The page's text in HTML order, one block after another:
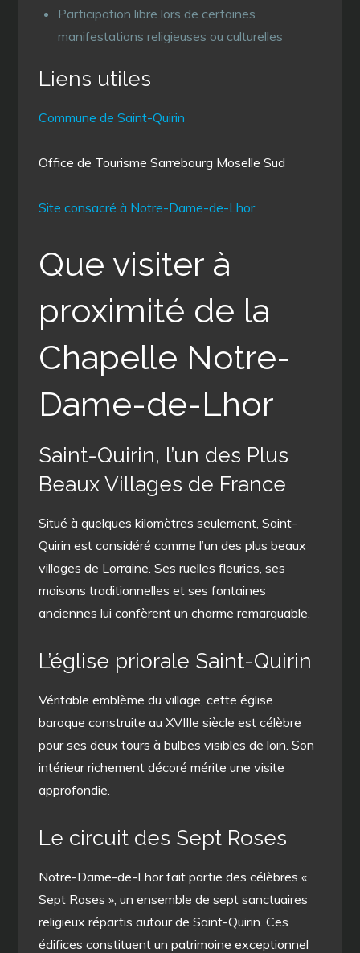
Participation libre lors de certaines
manifestations religieuses ou culturelles
Liens utiles
Commune de Saint-Quirin
Office de Tourisme Sarrebourg Moselle Sud
Site consacré à Notre-Dame-de-Lhor
Que visiter à
proximité de la
Chapelle Notre-
Dame-de-Lhor
Saint-Quirin, l’un des Plus
Beaux Villages de France
Situé à quelques kilomètres seulement, Saint-
Quirin est considéré comme l’un des plus beaux
villages de Lorraine. Ses ruelles fleuries, ses
maisons traditionnelles et ses fontaines
anciennes lui confèrent un charme remarquable.
L’église priorale Saint-Quirin
Véritable emblème du village, cette église
baroque construite au XVIIIe siècle est célèbre
pour ses deux tours à bulbes visibles de loin. Son
intérieur richement décoré mérite une visite
approfondie.
Le circuit des Sept Roses
Notre-Dame-de-Lhor fait partie des célèbres «
Sept Roses », un ensemble de sept sanctuaires
religieux répartis autour de Saint-Quirin. Ces
édifices constituent un patrimoine exceptionnel